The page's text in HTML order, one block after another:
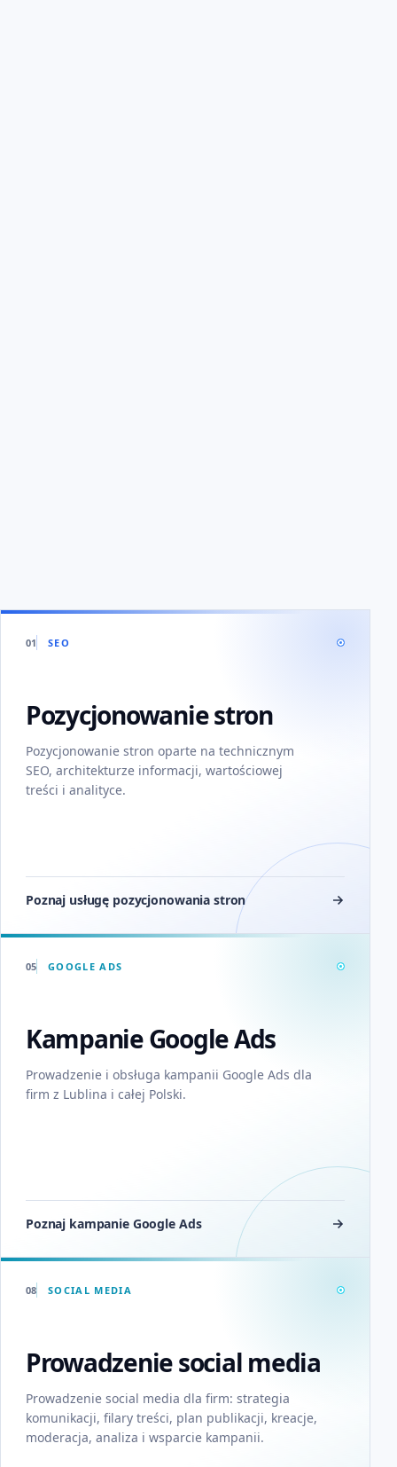
01 SEO
Pozycjonowanie stron
Pozycjonowanie stron oparte na technicznym
SEO, architekturze informacji, wartościowej
treści i analityce.
Poznaj usługę pozycjonowania stron
05 GOOGLE ADS
Kampanie Google Ads
Prowadzenie i obsługa kampanii Google Ads dla
firm z Lublina i całej Polski.
Poznaj kampanie Google Ads
08 SOCIAL MEDIA
Prowadzenie social media
Prowadzenie social media dla firm: strategia
komunikacji, filary treści, plan publikacji, kreacje,
moderacja, analiza i wsparcie kampanii.